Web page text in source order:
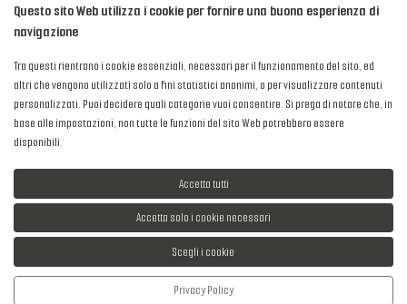
2016-2026 © AIPFM - Festa della Musica Italia Tutti i Diritti Riservati.
Privacy Policy
| Cookies
Sviluppato daNewMediaConsulting
Questo sito Web utilizza i cookie per fornire una buona esperienza di
navigazione
Tra questi rientrano i cookie essenziali, necessari per il funzionamento del sito, ed
altri che vengono utilizzati solo a fini statistici anonimi, o per visualizzare contenuti
personalizzati. Puoi decidere quali categorie vuoi consentire. Si prega di notare che, in
base alle impostazioni, non tutte le funzioni del sito Web potrebbero essere
disponibili.
Accetta tutti
Accetta solo i cookie necessari
Scegli i cookie
Privacy Policy